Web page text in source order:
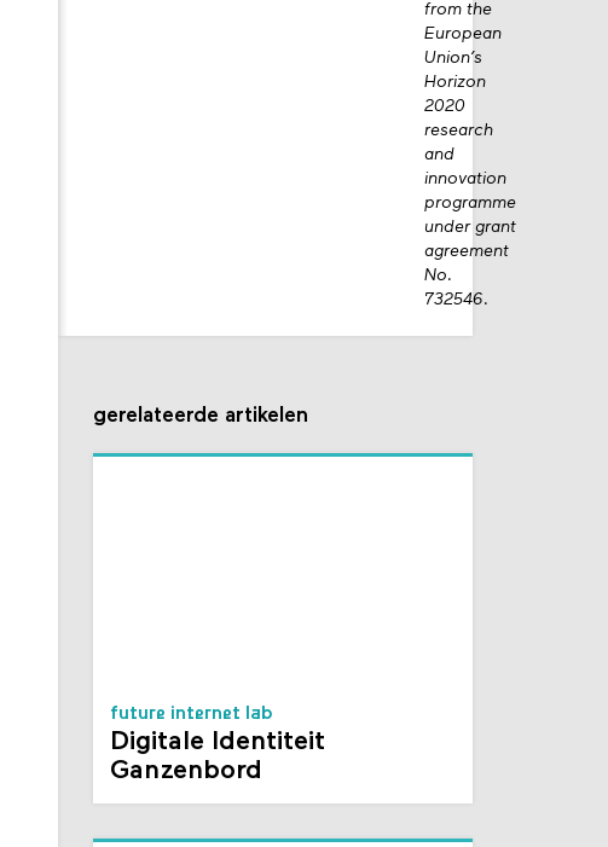
from the
European
Union’s
Horizon
2020
research
and
innovation
programme
under grant
agreement
No.
732546.
gerelateerde artikelen
future internet lab
Digitale Identiteit
Ganzenbord